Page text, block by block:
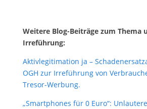
Weitere Blog-Beiträge zum Thema
Irreführung:
Aktivlegitimation ja –
OGH zur Irreführung von
Tresor-Werbung.
„Smartphones für 0 Euro“: